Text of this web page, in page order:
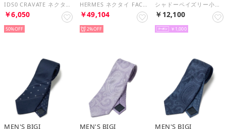
IDS0 CRAVATE ネクタイ （ブラック）
￥6,050
50%
HERMES ネクタイ FACONNEE NEW H ニューH 036233T （(3)ペトロール・フォンセ）
￥49,104
2%
シャドーペイズリー小紋柄xピンドット柄クレリックタイ （ターコイズ）
￥12,100
￥1,000
MEN'S BIGI MEN'S BIGI MEN'S BIGI